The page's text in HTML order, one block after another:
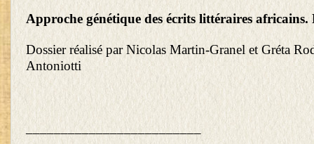
Approche génétique des écrits littéraires africains.
Dossier réalisé par Nicolas Martin-Granel et Gréta
Antoniotti
_________________________